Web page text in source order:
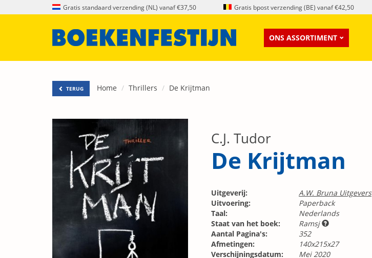
Gratis standaard verzending (NL) vanaf €37,50 Gratis bpost verzending (BE) vanaf €42,50
ONS ASSORTIMENT
TERUG Home Thrillers De Krijtman
C.J. Tudor
De Krijtman
Uitgeverij:
A.W. Bruna Uitgevers
Uitvoering:
Paperback
Taal:
Nederlands
Staat van het boek:
Ramsj
Aantal Pagina's:
352
Afmetingen:
140x215x27
Verschijningsdatum:
Mei 2020